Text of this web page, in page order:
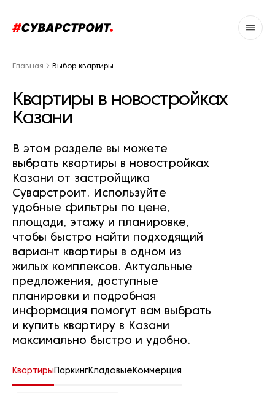
Главная Выбор квартиры
Квартиры в новостройках
Казани
В этом разделе вы можете
выбрать квартиры в новостройках
Казани от застройщика
Суварстроит. Используйте
удобные фильтры по цене,
площади, этажу и планировке,
чтобы быстро найти подходящий
вариант квартиры в одном из
жилых комплексов. Актуальные
предложения, доступные
планировки и подробная
информация помогут вам выбрать
и купить квартиру в Казани
максимально быстро и удобно.
КвартирыПаркингКладовыеКоммерция